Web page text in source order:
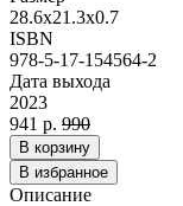
28.6x21.3x0.7
ISBN
978-5-17-154564-2
Дата выхода
2023
941 р. 990
В корзину
В избранное
Описание